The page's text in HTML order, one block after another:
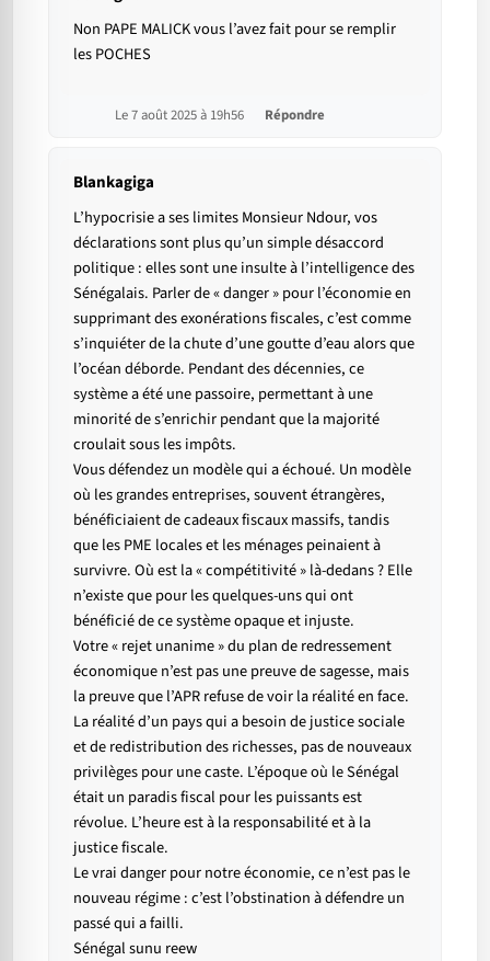
Non PAPE MALICK vous l’avez fait pour se remplir
les POCHES
Le 7 août 2025 à 19h56 Répondre
Blankagiga
L’hypocrisie a ses limites Monsieur Ndour, vos
déclarations sont plus qu’un simple désaccord
politique : elles sont une insulte à l’intelligence des
Sénégalais. Parler de « danger » pour l’économie en
supprimant des exonérations fiscales, c’est comme
s’inquiéter de la chute d’une goutte d’eau alors que
l’océan déborde. Pendant des décennies, ce
système a été une passoire, permettant à une
minorité de s’enrichir pendant que la majorité
croulait sous les impôts.
Vous défendez un modèle qui a échoué. Un modèle
où les grandes entreprises, souvent étrangères,
bénéficiaient de cadeaux fiscaux massifs, tandis
que les PME locales et les ménages peinaient à
survivre. Où est la « compétitivité » là-dedans ? Elle
n’existe que pour les quelques-uns qui ont
bénéficié de ce système opaque et injuste.
Votre « rejet unanime » du plan de redressement
économique n’est pas une preuve de sagesse, mais
la preuve que l’APR refuse de voir la réalité en face.
La réalité d’un pays qui a besoin de justice sociale
et de redistribution des richesses, pas de nouveaux
privilèges pour une caste. L’époque où le Sénégal
était un paradis fiscal pour les puissants est
révolue. L’heure est à la responsabilité et à la
justice fiscale.
Le vrai danger pour notre économie, ce n’est pas le
nouveau régime : c’est l’obstination à défendre un
passé qui a failli.
Sénégal sunu reew